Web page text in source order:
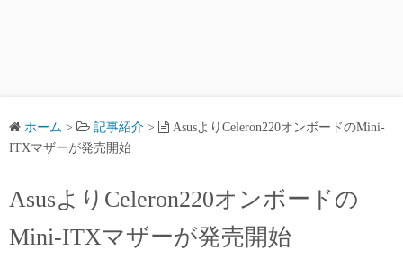
ホーム > 記事紹介 >
AsusよりCeleron220オンボードのMini-
ITXマザーが発売開始
AsusよりCeleron220オンボードの
Mini-ITXマザーが発売開始